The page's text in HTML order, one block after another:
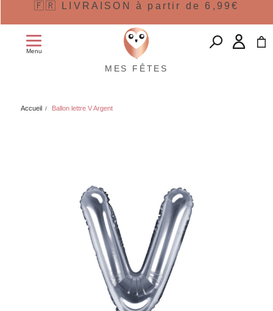
🇫🇷 LIVRAISON à partir de 6,99€
Menu
MES FÊTES
Accueil Ballon lettre V Argent